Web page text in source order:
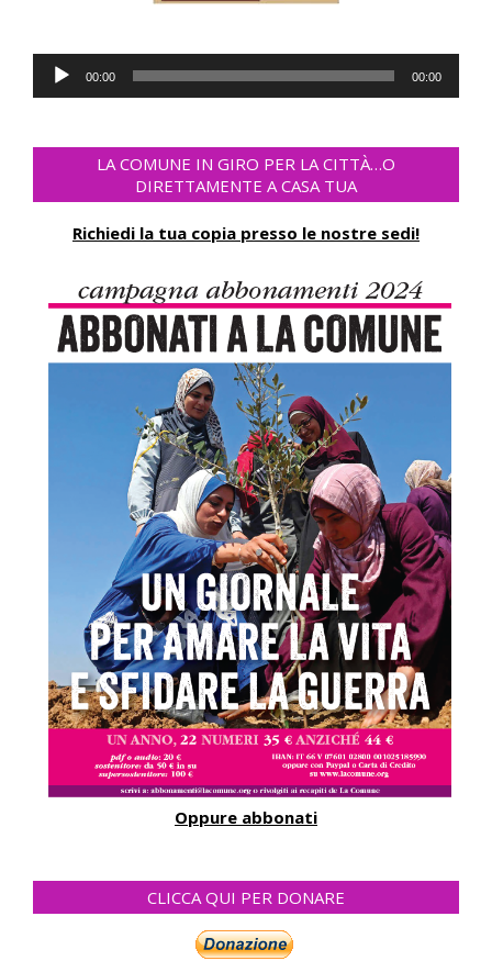
Audio
Player
00:00 00:00
LA COMUNE IN GIRO PER LA CITTÀ…O
DIRETTAMENTE A CASA TUA
Richiedi la tua copia presso le nostre sedi!
Oppure abbonati
CLICCA QUI PER DONARE